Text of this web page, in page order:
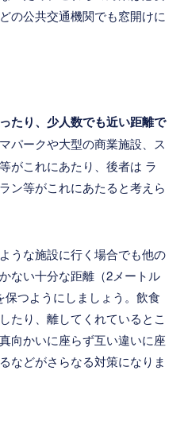
の公共交通機関でも窓開けに
たり、少人数でも近い距離で
パークや大型の商業施設、ス
がこれにあたり、後者は ラ
ン等がこれにあたると考えら
うな施設に行く場合でも他の
ない十分な距離（2メートル
つようにしましょう。飲食
たり、離してくれているとこ
向かいに座らず互い違いに座
などがさらなる対策になりま